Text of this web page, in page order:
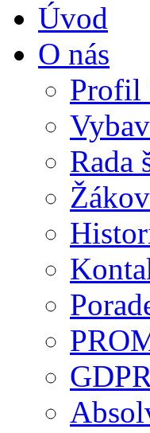
Úvod
O nás
Profil
Rada